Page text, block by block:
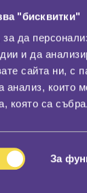
"бисквитки"
за да
и да
сайта ни, с
анализ, които
която са
За